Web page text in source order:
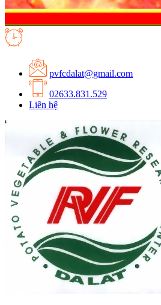
pvfcdalat@gmail.com
02633.831.529
Liên hệ